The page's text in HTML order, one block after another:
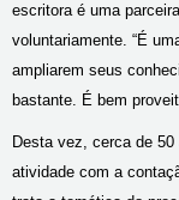
escritora é uma
voluntariamente. “É
ampliarem seus
bastante. É bem
Desta vez, cerca de
atividade com a